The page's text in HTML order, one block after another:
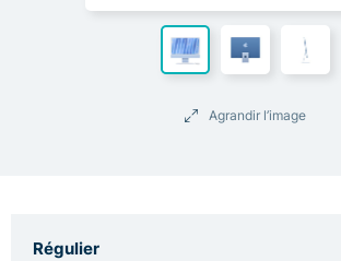
Agrandir l’image
Régulier